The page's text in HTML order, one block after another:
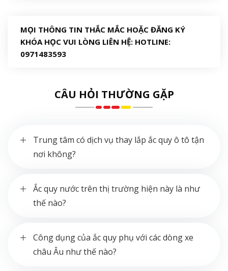
MỌI THÔNG TIN THẮC MẮC HOẶC ĐĂNG KÝ
KHÓA HỌC VUI LÒNG LIÊN HỆ: HOTLINE:
0971483593
CÂU HỎI THƯỜNG GẶP
Trung tâm có dịch vụ thay lắp ắc quy ô tô tận
nơi không?
Ắc quy nước trên thị trường hiện này là như
thế nào?
Công dụng của ắc quy phụ với các dòng xe
châu Âu như thế nào?